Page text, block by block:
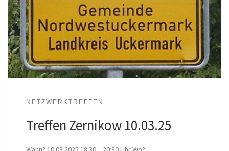
NETZWERKTREFFEN
Treffen Zernikow 10.03.25